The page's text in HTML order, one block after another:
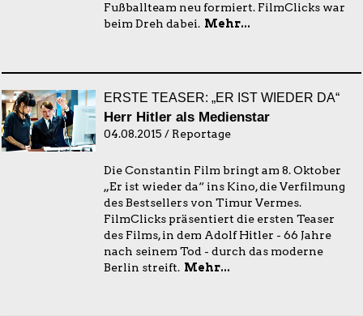
Fußballteam neu formiert. FilmClicks war
beim Dreh dabei. Mehr...
ERSTE TEASER: „ER IST WIEDER DA“
Herr Hitler als Medienstar
04.08.2015 / Reportage
Die Constantin Film bringt am 8. Oktober
„Er ist wieder da“ ins Kino, die Verfilmung
des Bestsellers von Timur Vermes.
FilmClicks präsentiert die ersten Teaser
des Films, in dem Adolf Hitler - 66 Jahre
nach seinem Tod - durch das moderne
Berlin streift. Mehr...